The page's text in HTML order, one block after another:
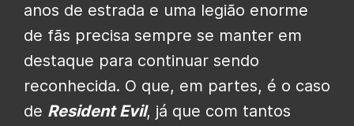
anos de estrada e uma legião enorme
de fãs precisa sempre se manter em
destaque para continuar sendo
reconhecida. O que, em partes, é o caso
de Resident Evil, já que com tantos